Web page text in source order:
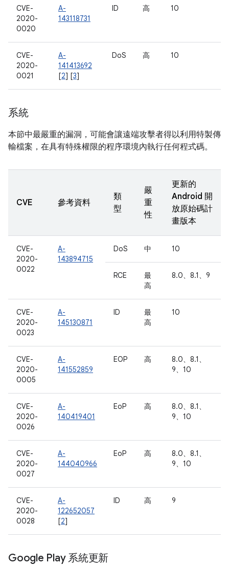
CVE-
2020-
0020
A-
143118731
ID 高 10
CVE-
2020-
0021
A-
141413692
[2] [3]
DoS 高 10
系統
本節中最嚴重的漏洞，可能會讓遠端攻擊者得以利用特製傳
輸檔案，在具有特殊權限的程序環境內執行任何程式碼。
CVE 參考資料
類
型
嚴
重
性
更新的
Android 開
放原始碼計
畫版本
CVE-
2020-
0022
A-
143894715
DoS 中 10
RCE
最
高
8.0、8.1、9
CVE-
2020-
0023
A-
145130871
ID
最
高
10
CVE-
2020-
0005
A-
141552859
EOP 高
8.0、8.1、
9、10
CVE-
2020-
0026
A-
140419401
EoP 高
8.0、8.1、
9、10
CVE-
2020-
0027
A-
144040966
EoP 高
8.0、8.1、
9、10
CVE-
2020-
0028
A-
122652057
[2]
ID 高 9
Google Play 系統更新